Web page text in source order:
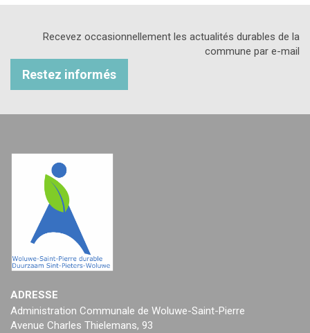
Recevez occasionnellement les actualités durables de la
commune par e-mail
Restez informés
ADRESSE
Administration Communale de Woluwe-Saint-Pierre
Avenue Charles Thielemans, 93